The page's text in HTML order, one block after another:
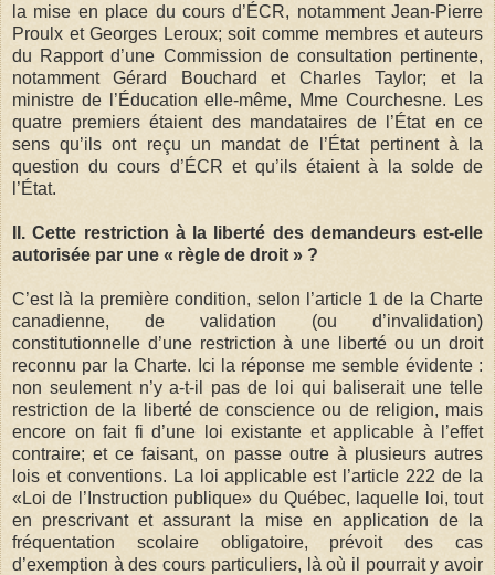
la mise en place du cours d’ÉCR, notamment Jean-Pierre
Proulx et Georges Leroux; soit comme membres et auteurs
du Rapport d’une Commission de consultation pertinente,
notamment Gérard Bouchard et Charles Taylor; et la
ministre de l’Éducation elle-même, Mme Courchesne. Les
quatre premiers étaient des mandataires de l’État en ce
sens qu’ils ont reçu un mandat de l’État pertinent à la
question du cours d’ÉCR et qu’ils étaient à la solde de
l’État.
II. Cette restriction à la liberté des demandeurs est-elle
autorisée par une « règle de droit » ?
C’est là la première condition, selon l’article 1 de la Charte
canadienne, de validation (ou d’invalidation)
constitutionnelle d’une restriction à une liberté ou un droit
reconnu par la Charte. Ici la réponse me semble évidente :
non seulement n’y a-t-il pas de loi qui baliserait une telle
restriction de la liberté de conscience ou de religion, mais
encore on fait fi d’une loi existante et applicable à l’effet
contraire; et ce faisant, on passe outre à plusieurs autres
lois et conventions. La loi applicable est l’article 222 de la
«Loi de l’Instruction publique» du Québec, laquelle loi, tout
en prescrivant et assurant la mise en application de la
fréquentation scolaire obligatoire, prévoit des cas
d’exemption à des cours particuliers, là où il pourrait y avoir